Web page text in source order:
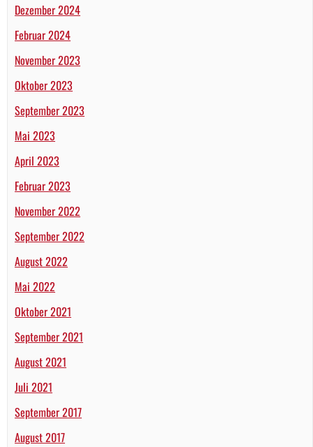
Dezember 2024
Februar 2024
November 2023
Oktober 2023
September 2023
Mai 2023
April 2023
Februar 2023
November 2022
September 2022
August 2022
Mai 2022
Oktober 2021
September 2021
August 2021
Juli 2021
September 2017
August 2017